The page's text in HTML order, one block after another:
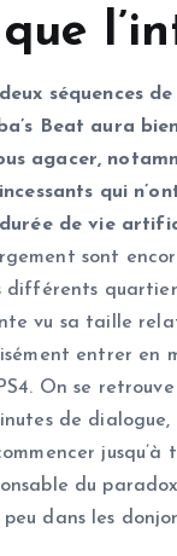
séquences de
Beat aura
agacer,
qui
de vie
sont
différents
vu sa taille
entrer en
On se
de
jusqu’à
du
dans les